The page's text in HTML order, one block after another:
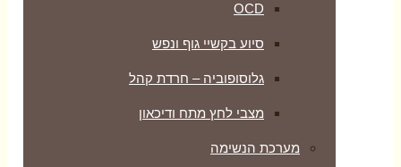
OCD
סיוע בקשיי גוף ונפש
גלוסופוביה – חרדת קהל
מצבי לחץ מתח ודיכאון
מערכת הנשימה